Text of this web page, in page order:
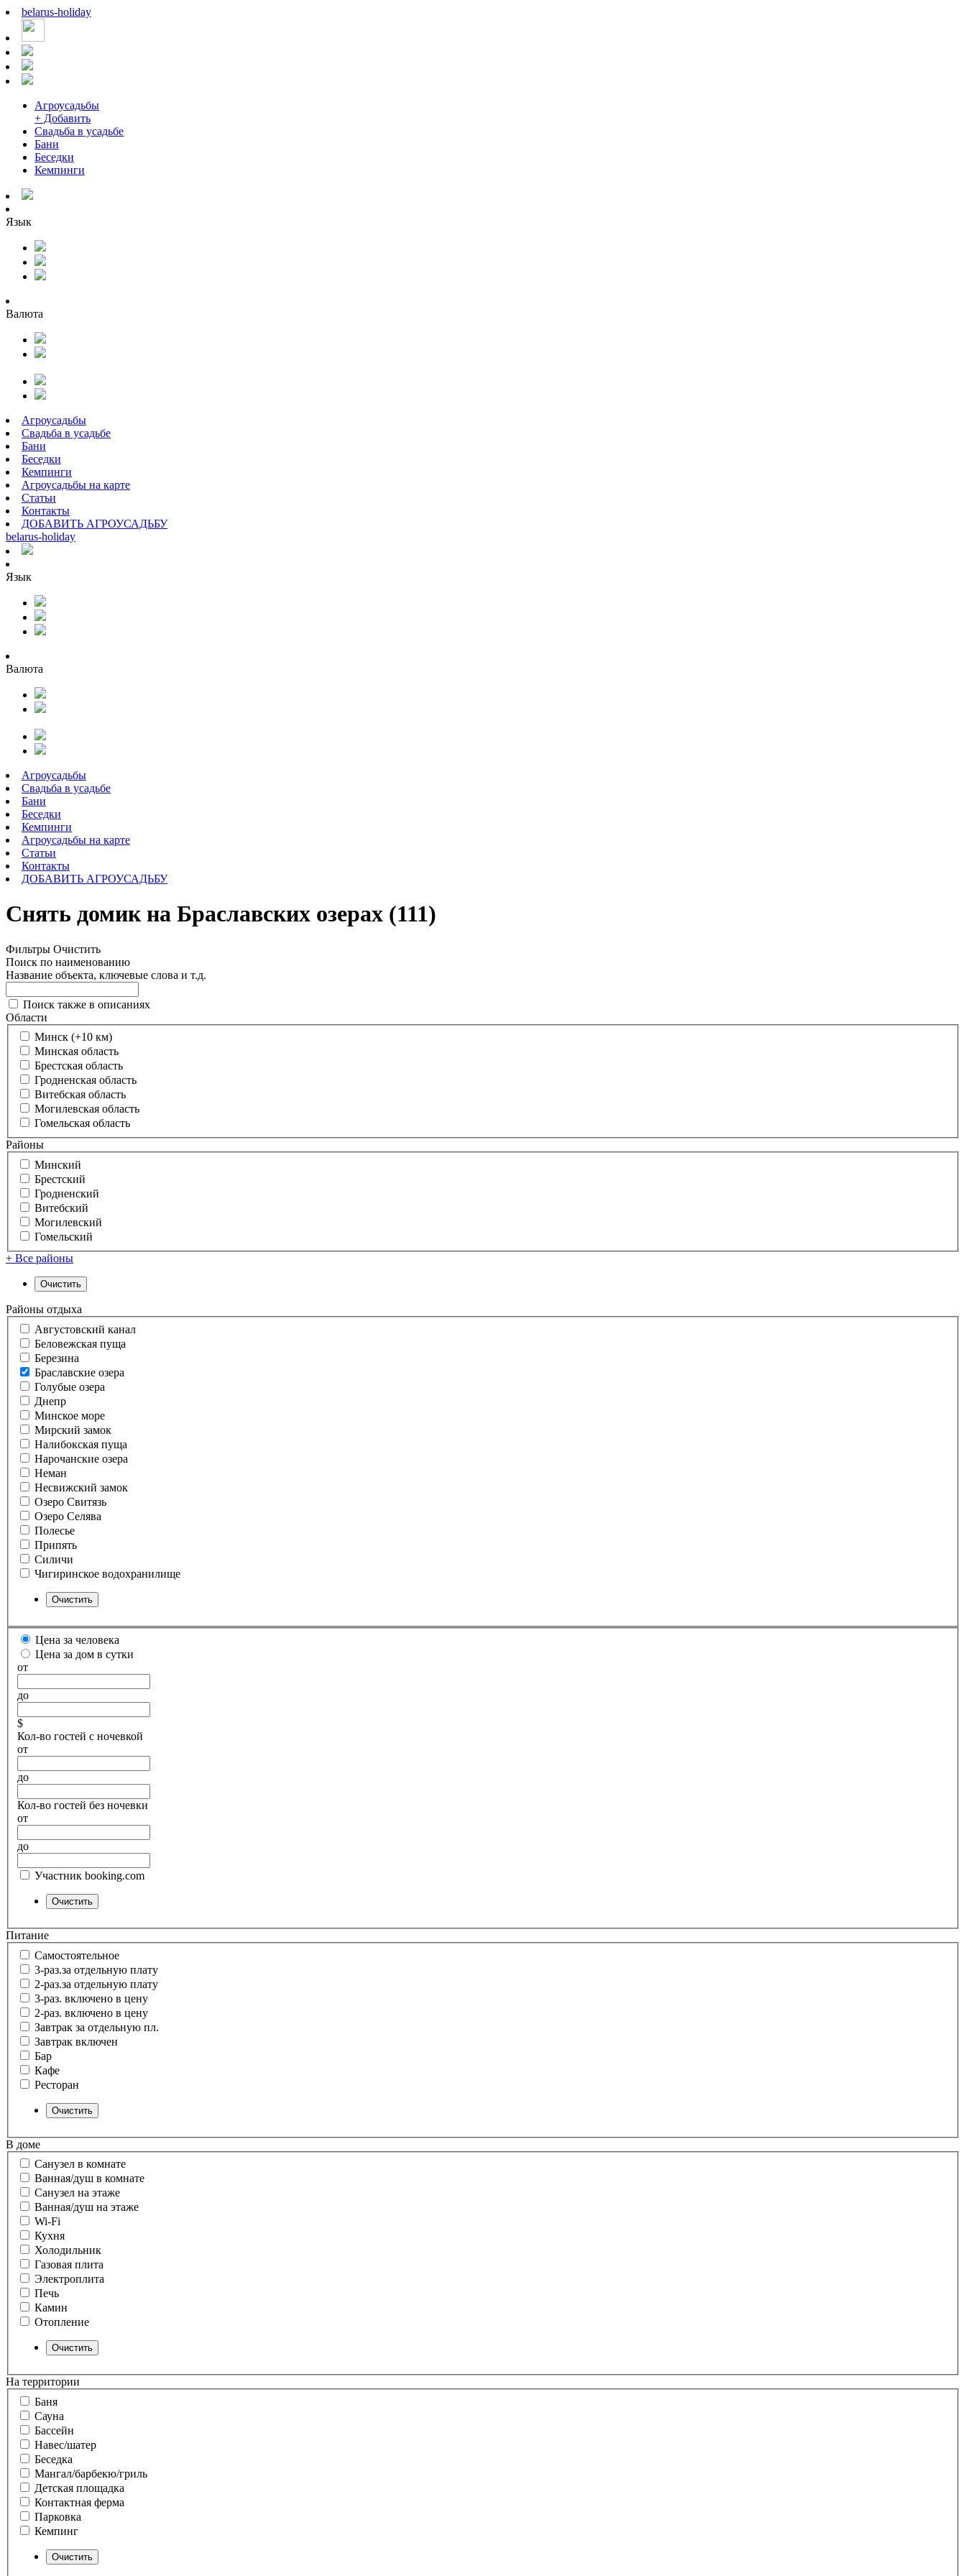
belarus-holiday
Агроусадьбы
+ Добавить
Свадьба в усадьбе
Бани
Беседки
Кемпинги
Язык
Валюта
Агроусадьбы
Свадьба в усадьбе
Бани
Беседки
Кемпинги
Агроусадьбы на карте
Статьи
Контакты
ДОБАВИТЬ АГРОУСАДЬБУ
belarus-holiday
Язык
Валюта
Агроусадьбы
Свадьба в усадьбе
Бани
Беседки
Кемпинги
Агроусадьбы на карте
Статьи
Контакты
ДОБАВИТЬ АГРОУСАДЬБУ
Снять домик на Браславских озерах (111)
Фильтры Очистить
Поиск по наименованию
Название объекта, ключевые слова и т.д.
Поиск также в описаниях
Области
Минск (+10 км)
Минская область
Брестская область
Гродненская область
Витебская область
Могилевская область
Гомельская область
Районы
Минский
Брестский
Гродненский
Витебский
Могилевский
Гомельский
+ Все районы
Районы отдыха
Августовский канал
Беловежская пуща
Березина
Браславские озера
Голубые озера
Днепр
Минское море
Мирский замок
Налибокская пуща
Нарочанские озера
Неман
Несвижский замок
Озеро Свитязь
Озеро Селява
Полесье
Припять
Силичи
Чигиринское водохранилище
Цена за человека
Цена за дом в сутки
от
до
$
Кол-во гостей с ночевкой
от
до
Кол-во гостей без ночевки
от
до
Участник booking.com
Питание
Самостоятельное
3-раз.за отдельную плату
2-раз.за отдельную плату
3-раз. включено в цену
2-раз. включено в цену
Завтрак за отдельную пл.
Завтрак включен
Бар
Кафе
Ресторан
В доме
Санузел в комнате
Ванная/душ в комнате
Санузел на этаже
Ванная/душ на этаже
Wi-Fi
Кухня
Холодильник
Газовая плита
Электроплита
Печь
Камин
Отопление
На территории
Баня
Сауна
Бассейн
Навес/шатер
Беседка
Мангал/барбекю/гриль
Детская площадка
Контактная ферма
Парковка
Кемпинг